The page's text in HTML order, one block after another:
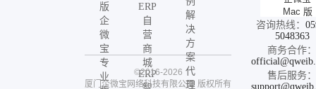
版
企
微
宝
专
业
ERP
自
营
商
城
ERP
解
决
方
案
代
理
Mac 版
咨询热线：
5048363
商务合作：
售后服务：
©2016-2026
厦门企微宝网络科技有限公司 版权所有